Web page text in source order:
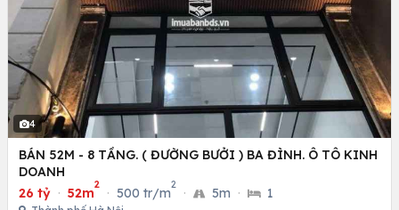
4
BÁN 52M - 8 TẦNG. ( ĐƯỜNG BƯỞI ) BA ĐÌNH. Ô TÔ KINH
DOANH
26 tỷ · 52m
2
· 500 tr/m
2
· 5m · 1